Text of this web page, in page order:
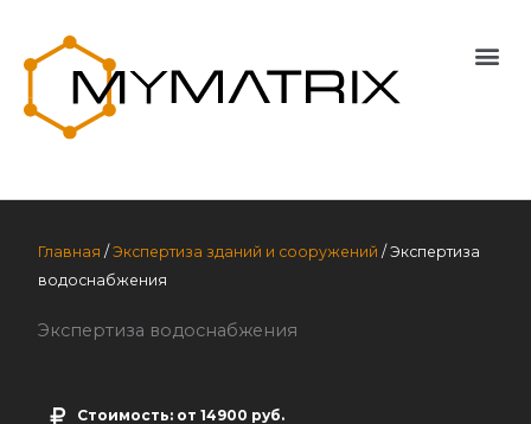
содержимому
Главная / Экспертиза зданий и сооружений / Экспертиза
водоснабжения
Экспертиза водоснабжения
Стоимость: от 14900 руб.